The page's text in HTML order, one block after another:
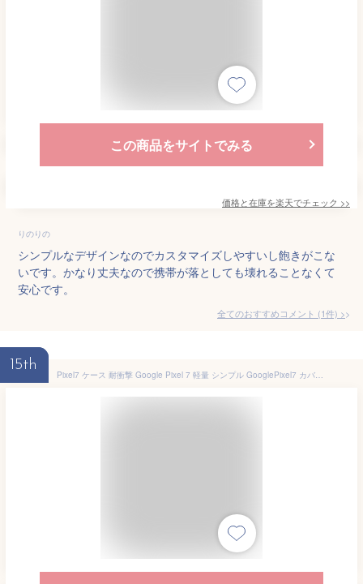
この商品をサイトでみる
価格と在庫を楽天でチェック >>
りのりの
シンプルなデザインなのでカスタマイズしやすいし飽きがこな
いです。かなり丈夫なので携帯が落としても壊れることなくて
安心です。
全てのおすすめコメント (1件) >
15th
Pixel7 ケース 耐衝撃 Google Pixel 7 軽量 シンプル GooglePixel7 カバー ソフト Pixel7 カーボン 背面 薄型 耐衝撃 ケースカバー スマート アンドロイド TPU シリコン